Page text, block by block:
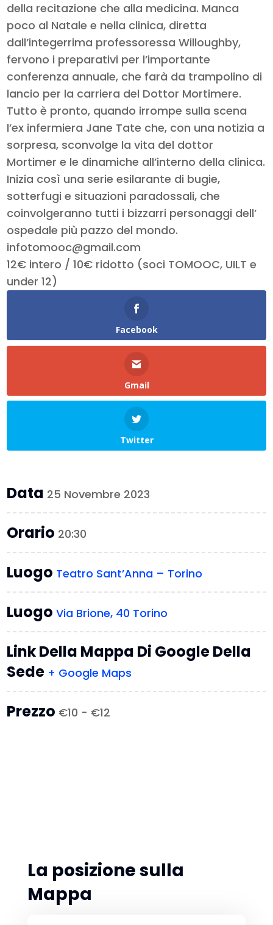
della recitazione che alla medicina. Manca
poco al Natale e nella clinica, diretta
dall’integerrima professoressa Willoughby,
fervono i preparativi per l’importante
conferenza annuale, che farà da trampolino di
lancio per la carriera del Dottor Mortimere.
Tutto è pronto, quando irrompe sulla scena
l’ex infermiera Jane Tate che, con una notizia a
sorpresa, sconvolge la vita del dottor
Mortimer e le dinamiche all’interno della clinica.
Inizia così una serie esilarante di bugie,
sotterfugi e situazioni paradossali, che
coinvolgeranno tutti i bizzarri personaggi dell’
ospedale più pazzo del mondo.
infotomooc@gmail.com
12€ intero / 10€ ridotto (soci TOMOOC, UILT e
under 12)
Facebook
Gmail
Twitter
Data 25 Novembre 2023
Orario 20:30
Luogo Teatro Sant’Anna – Torino
LuogoVia Brione, 40 Torino
Link Della Mappa Di Google Della
Sede + Google Maps
Prezzo €10 - €12
La posizione sulla
Mappa